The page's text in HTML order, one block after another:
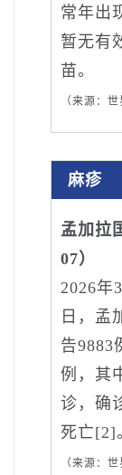
常年出
暂无有
苗。
（来源：
麻疹
孟加拉
07）
2026年
日，孟
告9883
例，其
诊，确
死亡[2]
（来源：